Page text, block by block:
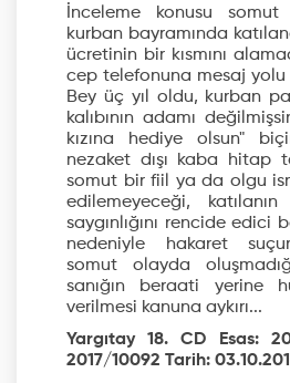
İnceleme konusu somut
kurban bayramında
ücretinin bir kısmını
cep telefonuna mesaj
Bey üç yıl oldu, kurban
kalıbının adamı
kızına hediye olsun"
nezaket dışı kaba hitap
somut bir fiil ya da olgu
edilemeyeceği,
saygınlığını rencide edici
nedeniyle hakaret
somut olayda
sanığın beraati yerine
verilmesi kanuna aykırı...
Yargıtay 18. CD Esas:
2017/10092 Tarih: